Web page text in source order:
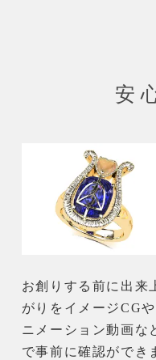
安
お創りする前に出来
がりをイメージCG
ニメーション動画な
で事前に確認ができ